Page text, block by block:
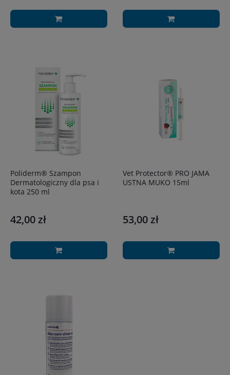
Poliderm® Szampon
Dermatologiczny dla psa i
kota 250 ml
42,00 zł
Vet Protector® PRO JAMA
USTNA MUKO 15ml
53,00 zł